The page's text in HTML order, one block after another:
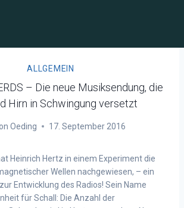
ALLGEMEIN
– Die neue Musiksendung, die
Hirn in Schwingung versetzt
Oeding 17. September 2016
Heinrich Hertz in einem Experiment die
Wellen nachgewiesen, – ein
Entwicklung des Radios! Sein Name
für Schall: Die Anzahl der